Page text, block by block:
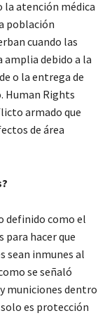
atención médica
población
cuando las
amplia debido a la
o la entrega de
Human Rights
armado que
de área
definido como el
para hacer que
sean inmunes al
se señaló
municiones dentro
es protección